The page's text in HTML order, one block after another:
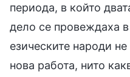
периода, в който
дело се провеждаха
езическите народи
нова работа, нито